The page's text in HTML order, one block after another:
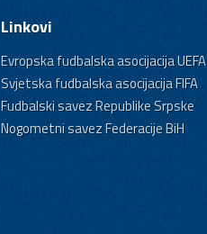
Linkovi
Evropska fudbalska asocijacija UEFA
Svjetska fudbalska asocijacija FIFA
Fudbalski savez Republike Srpske
Nogometni savez Federacije BiH